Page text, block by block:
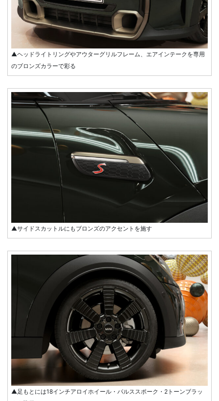
▲ヘッドライトリングやアウターグリルフレーム、エアインテークを専用
のブロンズカラーで彩る
▲サイドスカットルにもブロンズのアクセントを施す
▲足もとには18インチアロイホイール・パルススポーク・2トーンブラッ